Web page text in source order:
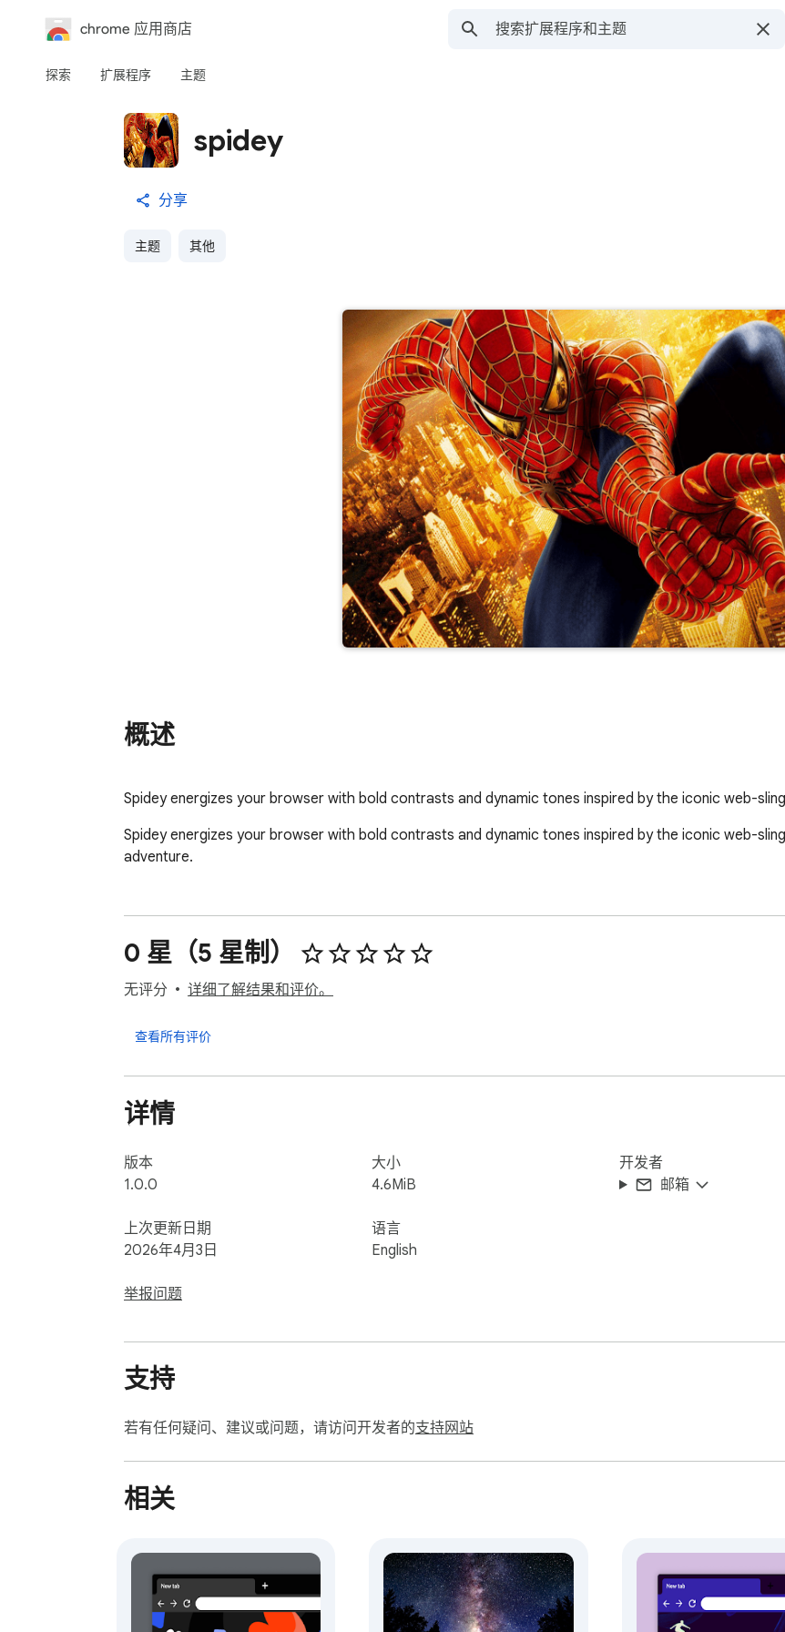
chrome 应用商店
探索 扩展程序 主题
spidey
分享
主题 其他
概述
Spidey energizes your browser with bold contrasts and dynamic tones inspired by the iconic web-
Spidey energizes your browser with bold contrasts and dynamic tones inspired by the iconic web-
adventure.
0 星（5 星制）
无评分 详细了解结果和评价。
查看所有评价
详情
版本
1.0.0
上次更新日期
2026年4月3日
举报问题
大小
4.6MiB
语言
English
开发者
邮箱
支持
若有任何疑问、建议或问题，请访问开发者的支持网站
相关